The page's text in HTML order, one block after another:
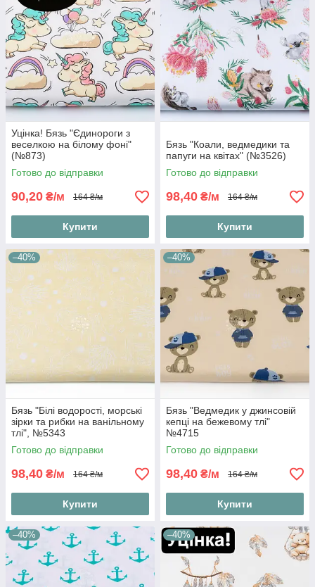
Уцінка! Бязь "Єдинороги з
веселкою на білому фоні"
(№873)
Готово до відправки
90,20 ₴/м 164 ₴/м
Купити
Бязь "Коали, ведмедики та
папуги на квітах" (№3526)
Готово до відправки
98,40 ₴/м 164 ₴/м
Купити
–40%
Бязь "Білі водорості, морські
зірки та рибки на ванільному
тлі", №5343
Готово до відправки
98,40 ₴/м 164 ₴/м
Купити
–40%
Бязь "Ведмедик у джинсовій
кепці на бежевому тлі"
№4715
Готово до відправки
98,40 ₴/м 164 ₴/м
Купити
–40% –40%